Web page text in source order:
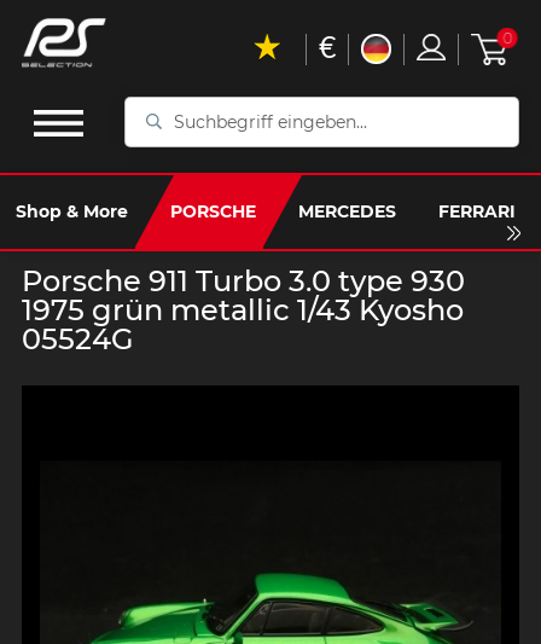
Suchbegriff
Shop & More PORSCHE MERCEDES FERRARI
€ 0
Porsche 911 Turbo 3.0 type 930
1975 grün metallic 1/43 Kyosho
05524G